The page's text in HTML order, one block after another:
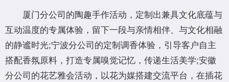
厦门分公司的陶趣手作活动，定制出兼具文化底蕴与
互动温度的专属体验，留下一段与亲情相伴、与文化相融
的静谧时光;宁波分公司的定制调香体验，引导客户自主
搭配香氛原料，打造专属嗅觉记忆，传递生活美学;安徽
分公司的花艺雅会活动，以花为媒搭建交流平台，在插花